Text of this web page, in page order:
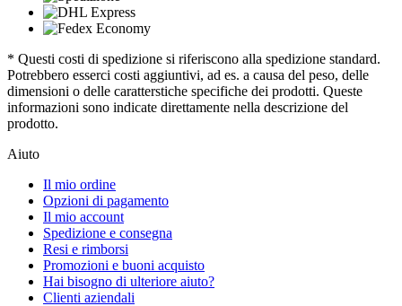
* Questi costi di spedizione si riferiscono alla spedizione standard.
Potrebbero esserci costi aggiuntivi, ad es. a causa del peso, delle
dimensioni o delle caratterstiche specifiche dei prodotti. Queste
informazioni sono indicate direttamente nella descrizione del
prodotto.
Aiuto
Il mio ordine
Opzioni di pagamento
Il mio account
Spedizione e consegna
Resi e rimborsi
Promozioni e buoni acquisto
Hai bisogno di ulteriore aiuto?
Clienti aziendali